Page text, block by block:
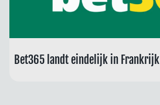
Bet365 landt eindelijk in Frankrijk